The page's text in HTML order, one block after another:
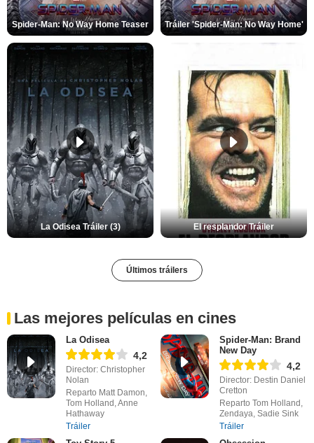
Spider-Man: No Way Home Teaser Tráiler 'Spider-Man: No Way Home'
La Odisea Tráiler (3) El resplandor Tráiler
Últimos tráilers
Las mejores películas en cines
La Odisea
4,2
Director: Christopher
Nolan
Reparto Matt Damon,
Tom Holland, Anne
Hathaway
Tráiler
Spider-Man: Brand
New Day
4,2
Director: Destin Daniel
Cretton
Reparto Tom Holland,
Zendaya, Sadie Sink
Tráiler